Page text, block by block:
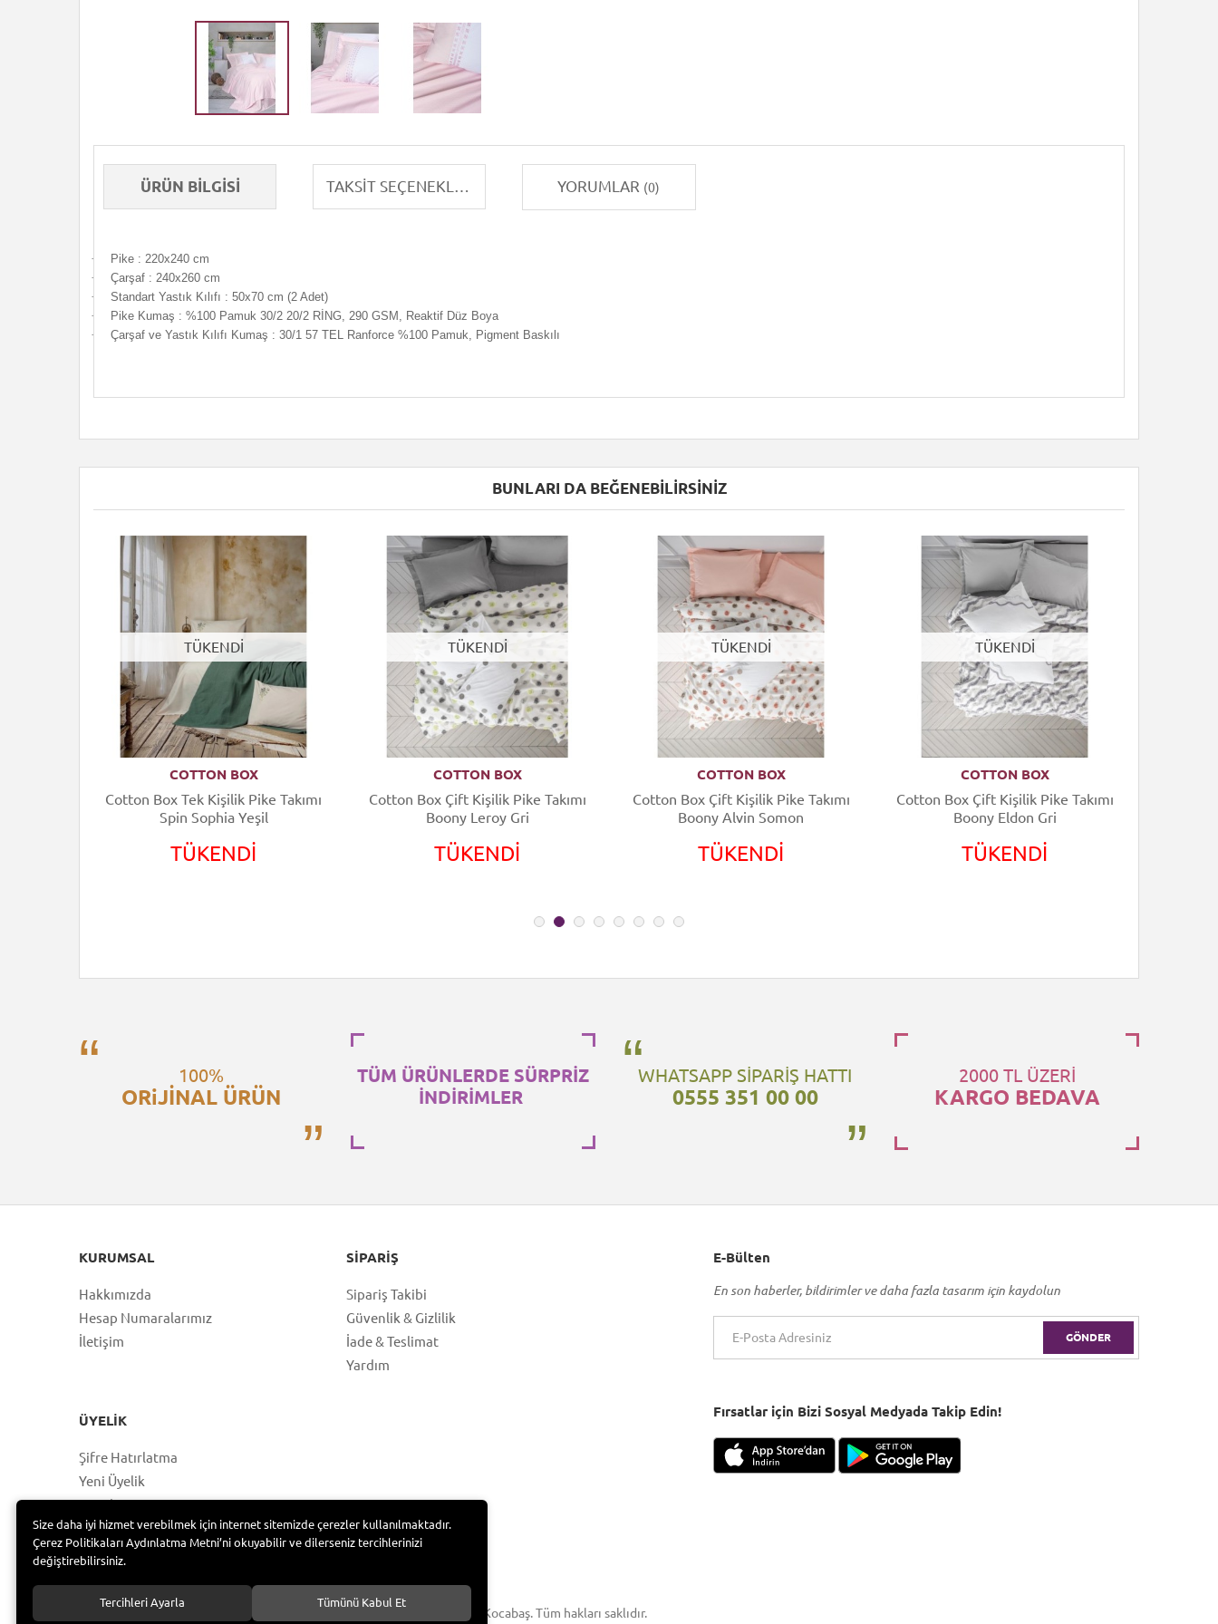
ÜRÜN BILGISI TAKSIT SEÇENEKLERI YORUMLAR (0)
·
Pike : 220x240 cm
·
Çarşaf : 240x260 cm
·
Standart Yastık Kılıfı : 50x70 cm (2 Adet)
·
Pike Kumaş : %100 Pamuk 30/2 20/2 RİNG, 290 GSM, Reaktif Düz Boya
·
Çarşaf ve Yastık Kılıfı Kumaş : 30/1 57 TEL Ranforce %100 Pamuk, Pigment Baskılı
BUNLARI DA BEĞENEBILIRSINIZ
TÜKENDİ
COTTON BOX
Cotton Box Tek Kişilik Pike Takımı
Spin Sophia Yeşil
TÜKENDİ
TÜKENDİ
COTTON BOX
Cotton Box Çift Kişilik Pike Takımı
Boony Leroy Gri
TÜKENDİ
TÜKENDİ
COTTON BOX
Cotton Box Çift Kişilik Pike Takımı
Boony Alvin Somon
TÜKENDİ
TÜKENDİ
COTTON BOX
Cotton Box Çift Kişilik Pike Takımı
Boony Eldon Gri
TÜKENDİ
100%
ORiJİNAL ÜRÜN
TÜM ÜRÜNLERDE SÜRPRİZ
İNDİRİMLER
WHATSAPP SİPARİŞ HATTI
0555 351 00 00
2000 TL ÜZERİ
KARGO BEDAVA
KURUMSAL
Hakkımızda
Hesap Numaralarımız
İletişim
SIPARIŞ
Sipariş Takibi
Güvenlik & Gizlilik
İade & Teslimat
Yardım
ÜYELIK
Şifre Hatırlatma
Yeni Üyelik
Hesabım
Üye Girişi
E-Bülten
En son haberler, bildirimler ve daha fazla tasarım için kaydolun
GÖNDER
Fırsatlar için Bizi Sosyal Medyada Takip Edin!
Bayramoğlu Group / Adem Tufan Kocabaş. Tüm hakları saklıdır.
Size daha iyi hizmet verebilmek için internet sitemizde çerezler kullanılmaktadır.
Çerez Politikaları Aydınlatma Metni’ni okuyabilir ve dilerseniz tercihlerinizi
değiştirebilirsiniz.
Tercihleri Ayarla Tümünü Kabul Et